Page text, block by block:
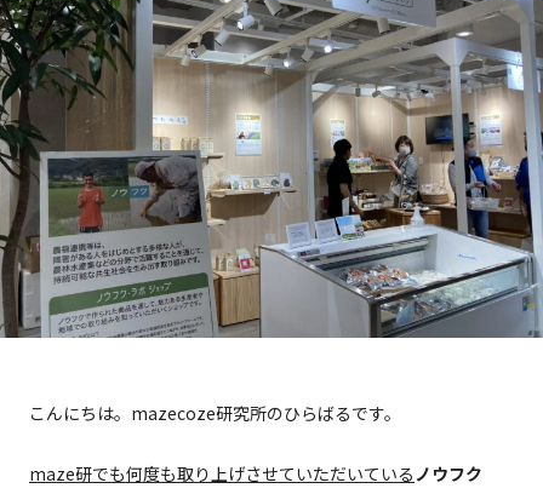
こんにちは。mazecoze研究所のひらばるです。
maze研でも何度も取り上げさせていただいている ノウフク